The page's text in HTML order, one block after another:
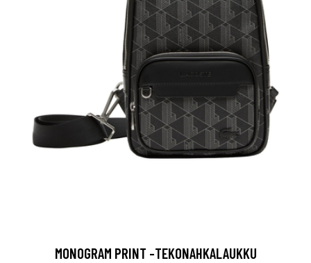
MONOGRAM PRINT -TEKONAHKALAUKKU